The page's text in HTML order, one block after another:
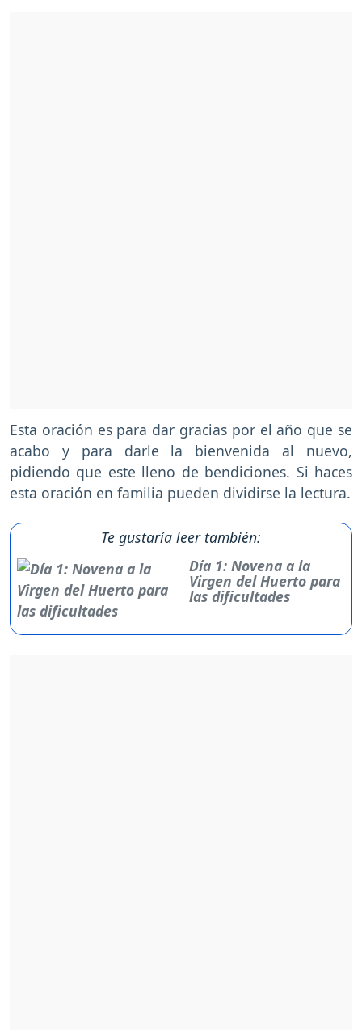
Esta oración es para dar gracias por el año que se
acabo y para darle la bienvenida al nuevo,
pidiendo que este lleno de bendiciones. Si haces
esta oración en familia pueden dividirse la lectura.
Te gustaría leer también:
Día 1: Novena a la
Virgen del Huerto para
las dificultades